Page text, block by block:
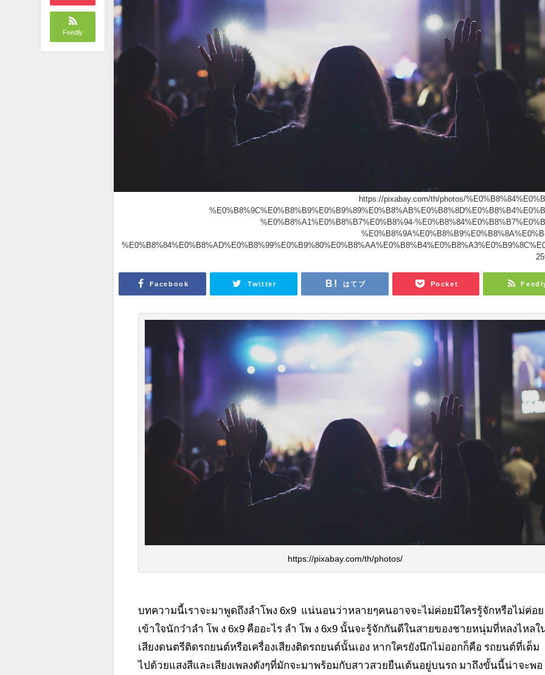
Feedly
https://pixabay.com/th/photos/
%E0%B8%A1%E0%B8%B7%E0%B8%94-
Facebook Twitter はてブ Pocket
https://pixabay.com/th/photos/
บทความนี้เราจะมาพูดถึงลําโพง 6x9 แน่นอนว่าหลายๆคนอาจจะไม่ค่อยมีใครรู้จักหรือไม่ค่อย
เข้าใจนักว๋าลํา โพ ง 6x9 คืออะไร ลํา โพ ง 6x9 นั้นจะรู้จักกันดีในสายของชายหนุ่มที่หลงไหลใ
เสียงดนตรีติดรถยนต์หรือเครื่องเสียงติดรถยนต์นั้นเอง หากใครยังนึกไม่ออกก็คือ รถยนต์ที่เต็ม
ไปด้วยแสงสีและเสียงเพลงดังๆที่มักจะมาพร้อมกับสาวสวยยืนเต้นอยู่บนรถ มาถึงขั้นนี้น่าจะพอ